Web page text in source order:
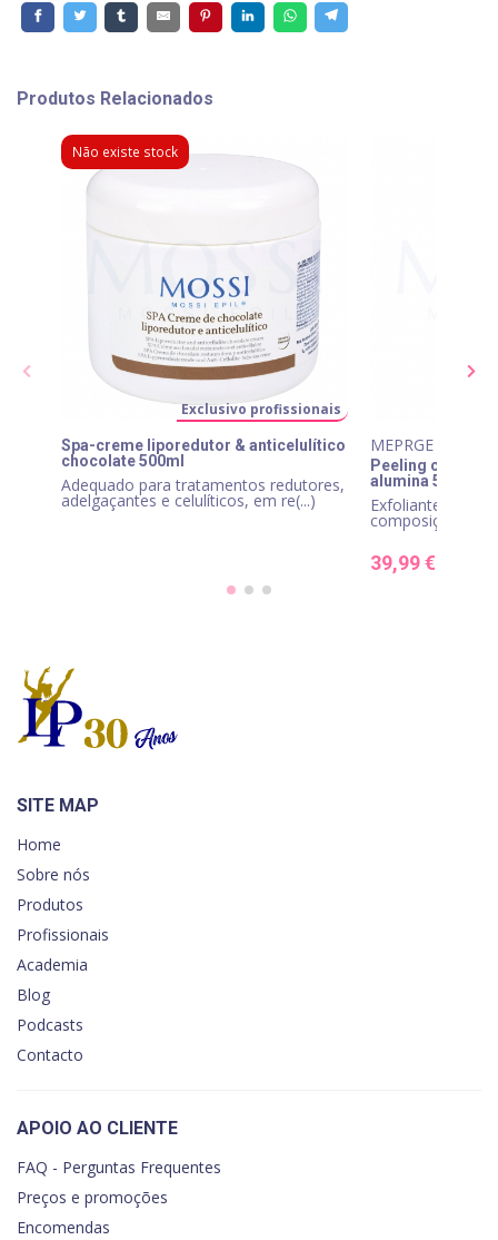
Produtos Relacionados
Exclusivo profissionais
Spa-creme liporedutor & anticelulítico
chocolate 500ml
Adequado para tratamentos redutores,
adelgaçantes e celulíticos, em re(...)
Não existe stock
MEPRGE
Peeling
alumina 500ml
Exfoliante
composição em
39,99 €
SITE MAP
Home
Sobre nós
Produtos
Profissionais
Academia
Blog
Podcasts
Contacto
APOIO AO CLIENTE
FAQ - Perguntas Frequentes
Preços e promoções
Encomendas